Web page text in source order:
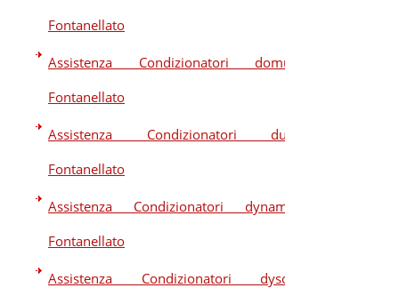
Fontanellato
Assistenza Condizionatori domus
Fontanellato
Assistenza Condizionatori dual
Fontanellato
Assistenza Condizionatori dynamic
Fontanellato
Assistenza Condizionatori dyson